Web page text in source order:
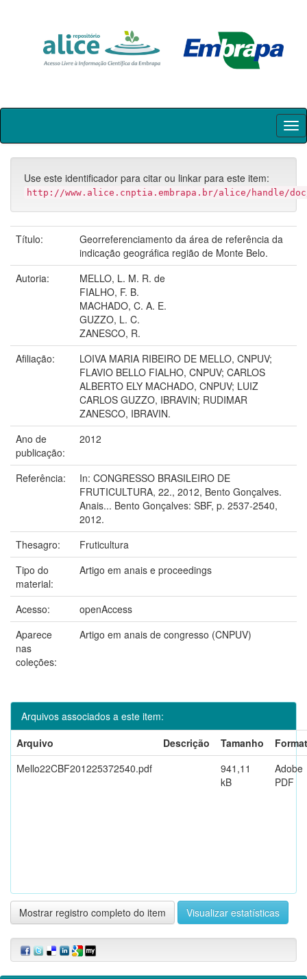
Skip
Use este identificador para citar ou linkar para este item:
http://www.alice.cnptia.embrapa.br/alice/handle/
Título:
Georreferenciamento da área de referência da
indicação geográfica região de Monte Belo.
Autoria:
MELLO, L. M. R. de
FIALHO, F. B.
MACHADO, C. A. E.
GUZZO, L. C.
ZANESCO, R.
Afiliação:
LOIVA MARIA RIBEIRO DE MELLO, CNPUV;
FLAVIO BELLO FIALHO, CNPUV; CARLOS
ALBERTO ELY MACHADO, CNPUV; LUIZ
CARLOS GUZZO, IBRAVIN; RUDIMAR
ZANESCO, IBRAVIN.
Ano de
publicação:
2012
Referência:
In: CONGRESSO BRASILEIRO DE
FRUTICULTURA, 22., 2012, Bento Gonçalves.
Anais... Bento Gonçalves: SBF, p. 2537-2540,
2012.
Thesagro:
Fruticultura
Tipo do
material:
Artigo em anais e proceedings
Acesso:
openAccess
Aparece
nas
coleções:
Artigo em anais de congresso (CNPUV)
Arquivos associados a este item:
Arquivo
Descrição Tamanho
Mello22CBF201225372540.pdf
941,11
kB
Adobe
PDF
Mostrar registro completo do item Visualizar estatísticas